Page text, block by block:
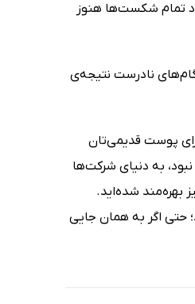
تمام شکست‌ها هنوز
گام‌های نادرست نتیجه‌ی
پوست قدیمی‌تان
به دنیای شرکت‌ها
بهره‌مند شده‌اید.
حتی اگر به همان جایی